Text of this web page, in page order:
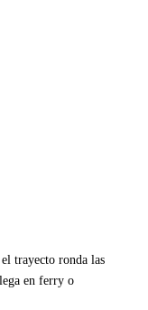
trayecto ronda las
en ferry o